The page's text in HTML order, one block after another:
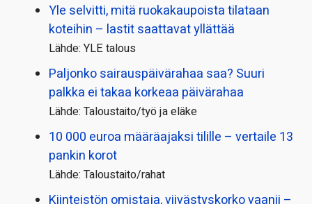
Yle selvitti, mitä ruokakaupoista tilataan
koteihin – lastit saattavat yllättää
Lähde: YLE talous
Paljonko sairauspäivä­rahaa saa? Suuri
palkka ei takaa korkeaa päivärahaa
Lähde: Taloustaito/työ ja eläke
10 000 euroa määräajaksi tilille – vertaile 13
pankin korot
Lähde: Taloustaito/rahat
Kiinteistön omistaja, viivästyskorko vaanii –